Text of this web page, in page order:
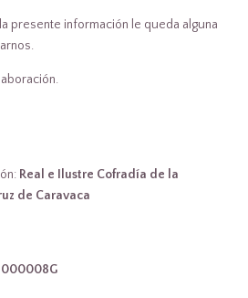
presente información le queda alguna
Real e Ilustre Cofradía de la
de Caravaca